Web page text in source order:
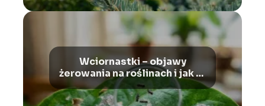
Wciornastki – objawy
żerowania na roślinach i jak je
rozpoznać